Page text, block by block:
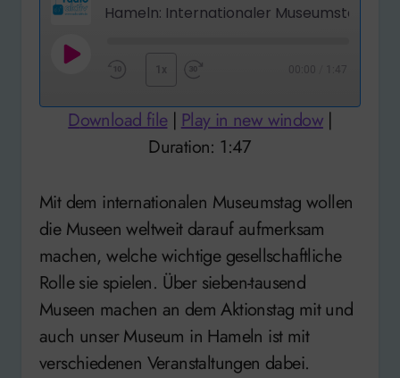
Hameln: Internationaler Museumstag
Play
10
1x
Forward
1:47
Download file| Play in new window|
Duration: 1:47
Mit dem internationalen Museumstag wollen
die Museen weltweit darauf aufmerksam
machen, welche wichtige gesellschaftliche
Rolle sie spielen. Über sieben-tausend
Museen machen an dem Aktionstag mit und
auch unser Museum in Hameln ist mit
verschiedenen Veranstaltungen dabei.